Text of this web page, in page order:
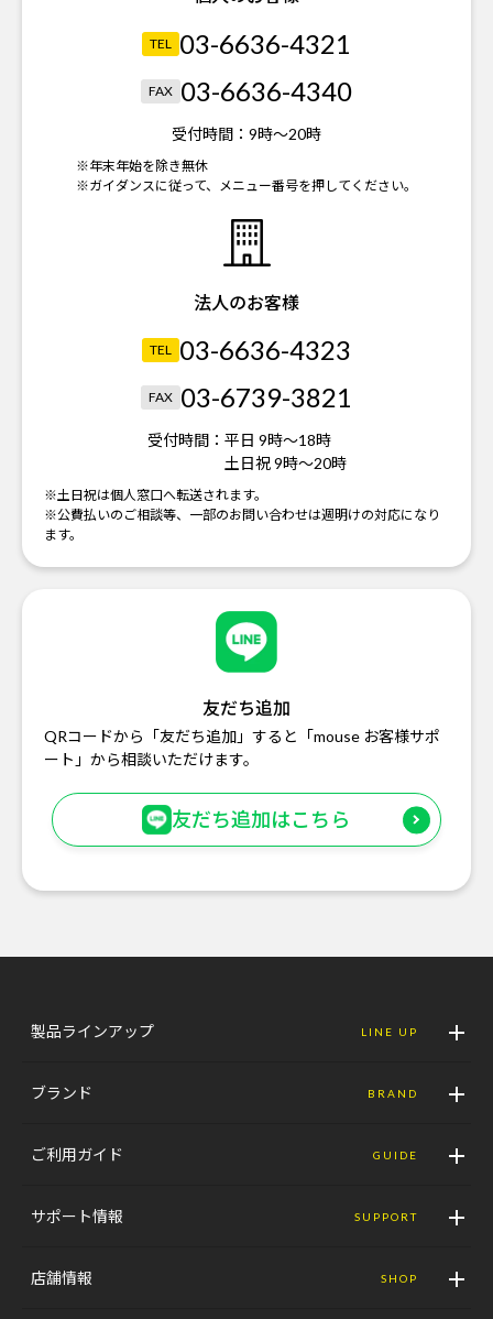
TEL 03-6636-4321
FAX 03-6636-4340
受付時間： 9時～20時
※年末年始を除き無休
※ガイダンスに従って、メニュー番号を押してください。
法人のお客様
TEL 03-6636-4323
FAX 03-6739-3821
受付時間： 平日 9時～18時
土日祝 9時～20時
※土日祝は個人窓口へ転送されます。
※公費払いのご相談等、一部のお問い合わせは週明けの対応になり
ます。
友だち追加
QRコードから「友だち追加」すると「mouse お客様サポ
ート」から相談いただけます。
友だち追加はこちら
製品ラインアップ LINE UP
ブランド BRAND
ご利用ガイド GUIDE
サポート情報 SUPPORT
店舗情報 SHOP